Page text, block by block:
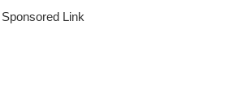
Sponsored Link